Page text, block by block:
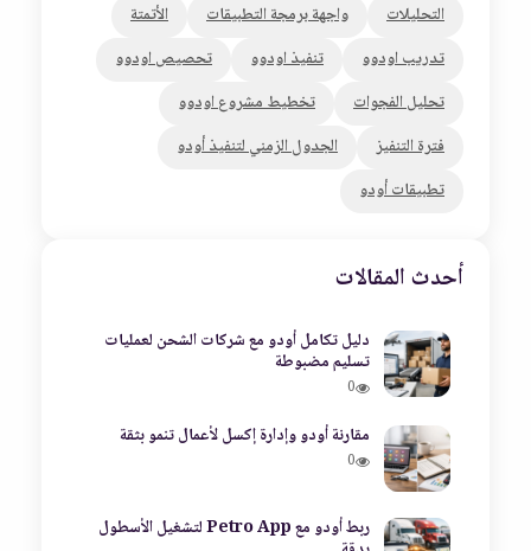
التحليلات واجهة برمجة التطبيقات
الأتمتة
تدريب اودوو
تنفيذ اودوو
تحصيص اودوو
تحليل الفجوات
تخطيط مشروع اودوو
فترة التنفيز
الجدول الزمني لتنفيذ أودو
تطبيقات أودو
أحدث المقالات
دليل تكامل أودو مع شركات الشحن لعمليات
تسليم مضبوطة
0
مقارنة أودو وإدارة إكسل لأعمال تنمو بثقة
0
ربط أودو مع Petro App لتشغيل الأسطول